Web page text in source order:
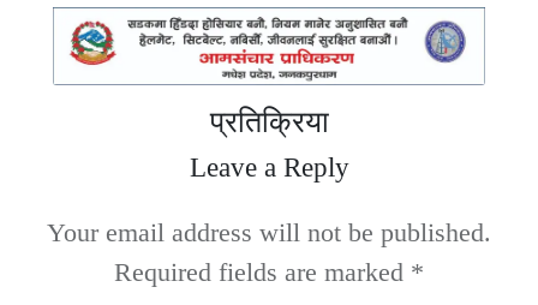
प्रतिक्रिया
Leave a Reply
Your email address will not be published.
Required fields are marked *